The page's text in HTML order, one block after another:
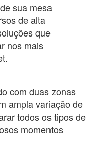
sua mesa
de alta
que
nos mais
com duas zonas
ampla variação de
todos os tipos de
momentos